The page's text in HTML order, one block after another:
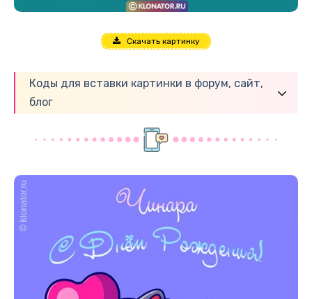
Скачать картинку
Коды для вставки картинки в форум, сайт,
блог